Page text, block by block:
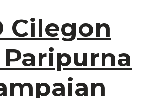
Cilegon
Paripurna